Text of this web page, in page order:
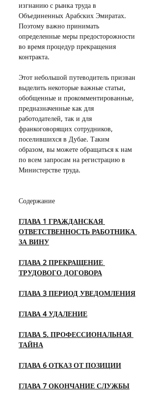
изгнанию с рынка труда в
Объединенных Арабских Эмиратах.
Поэтому важно принимать
определенные меры предосторожности
во время процедур прекращения
контракта.
Этот небольшой путеводитель призван
выделить некоторые важные статьи,
обобщенные и прокомментированные,
предназначенные как для
работодателей, так и для
франкоговорящих сотрудников,
поселившихся в Дубае. Таким
образом, вы можете обращаться к нам
по всем запросам на регистрацию в
Министерстве труда.
Содержание
ГЛАВА 1 ГРАЖДАНСКАЯ
ОТВЕТСТВЕННОСТЬ РАБОТНИКА
ЗА ВИНУ
ГЛАВА 2 ПРЕКРАЩЕНИЕ
ТРУДОВОГО ДОГОВОРА
ГЛАВА 3 ПЕРИОД УВЕДОМЛЕНИЯ
ГЛАВА 4 УДАЛЕНИЕ
ГЛАВА 5. ПРОФЕССИОНАЛЬНАЯ
ТАЙНА
ГЛАВА 6 ОТКАЗ ОТ ПОЗИЦИИ
ГЛАВА 7 ОКОНЧАНИЕ СЛУЖБЫ